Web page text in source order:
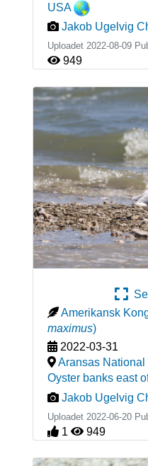
USA
Jakob Ugelvig
Uploadet 2022-08-09
949
Se
Amerikansk
maximus)
2022-03-31
Aransas National
Oyster banks east
Jakob Ugelvig
Uploadet 2022-06-20
1 949